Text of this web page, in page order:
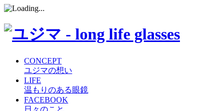
CONCEPT
ユジマの想い
LIFE
温もりのある眼鏡
FACEBOOK
日々のこと